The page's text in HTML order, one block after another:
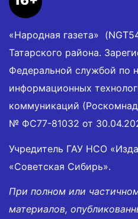
«Народная газета»
Татарского района.
Федеральной службой по
информационных
коммуникаций
№ ФС77-81032 от
Учредитель ГАУ НСО
«Советская Сибирь».
При полном или
материалов,